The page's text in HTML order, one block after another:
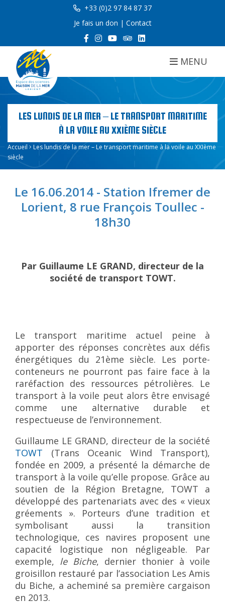
+33 (0)2 97 84 87 37
Je fais un don | Contact
MENU
LES LUNDIS DE LA MER – LE TRANSPORT MARITIME
À LA VOILE AU XXIÈME SIÈCLE
Accueil
Les lundis de la mer – Le transport maritime à la voile au XXIème
siècle
Le 16.06.2014 - Station Ifremer de
Lorient, 8 rue François Toullec -
18h30
Par Guillaume LE GRAND, directeur de la
société de transport TOWT.
Le transport maritime actuel peine à
apporter des réponses concrètes aux défis
énergétiques du 21ème siècle. Les porte-
conteneurs ne pourront pas faire face à la
raréfaction des ressources pétrolières. Le
transport à la voile peut alors être envisagé
comme une alternative durable et
respectueuse de l’environnement.
Guillaume LE GRAND, directeur de la société
TOWT (Trans Oceanic Wind Transport),
fondée en 2009, a présenté la démarche de
transport à la voile qu’elle propose. Grâce au
soutien de la Région Bretagne, TOWT a
développé des partenariats avec des « vieux
gréements ». Porteurs d’une tradition et
symbolisant aussi la transition
technologique, ces navires proposent une
capacité logistique non négligeable. Par
exemple, le Biche, dernier thonier à voile
groisillon restauré par l’association Les Amis
du Biche, a acheminé sa première cargaison
en 2013.